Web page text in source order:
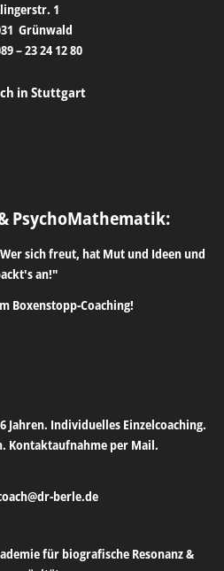
1
Grünwald
– 23 24 12 80
in Stuttgart
PsychoMathematik:
sich freut, hat Mut und Ideen und
an!"
Boxenstopp-Coaching!
Jahren. Individuelles Einzelcoaching.
Kontaktaufnahme per Mail.
berle.de
für biografische Resonanz &